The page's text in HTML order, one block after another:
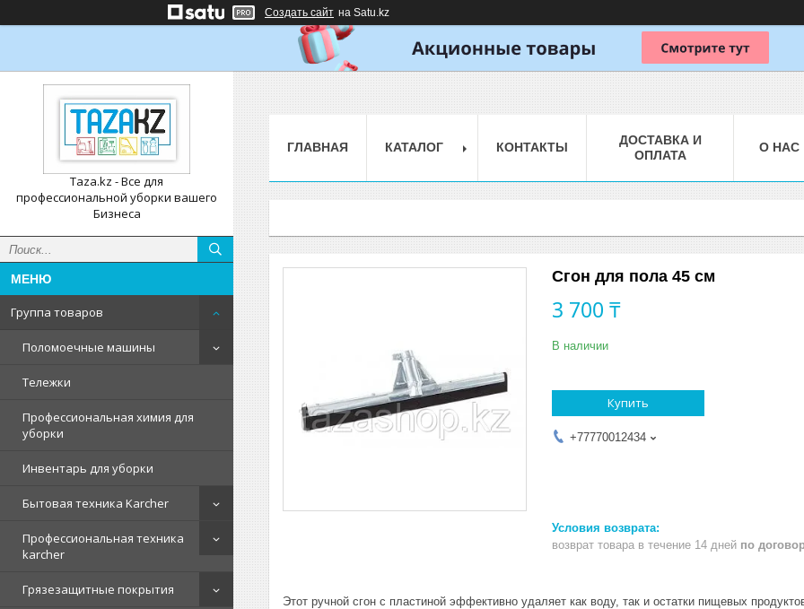
Создать сайт на Satu.kz
Taza.kz - Все для
профессиональной уборки вашего
Бизнеса
Группа товаров
Поломоечные машины
Тележки
Профессиональная химия для
уборки
Инвентарь для уборки
Бытовая техника Karcher
Профессиональная техника
karcher
Грязезащитные покрытия
ГЛАВНАЯ КАТАЛОГ КОНТАКТЫ
ДОСТАВКА И
ОПЛАТА
О НАС
Сгон для пола 45 см
3 700 ₸
В наличии
Купить
+77770012434
возврат товара в течение 14 дней по
Этот ручной сгон с пластиной эффективно удаляет как воду, так и остатки пищевых